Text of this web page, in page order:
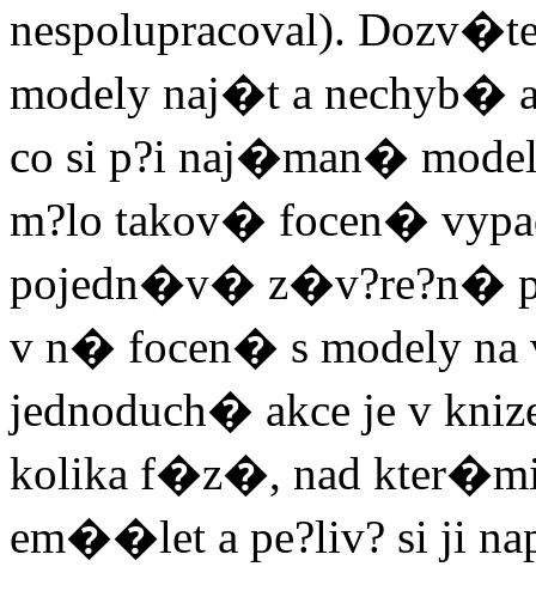
nespolupracoval).
modely naj�t a nechyb�
co si p?i naj�man�
m?lo takov� focen�
pojedn�v� z�v?re?n�
v n� focen� s modely na
jednoduch� akce je v
kolika f�z�, nad kter�mi
em��let a pe?liv? si ji